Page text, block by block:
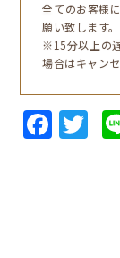
全てのお客様
願い致します。
※15分以上の
場合はキャン